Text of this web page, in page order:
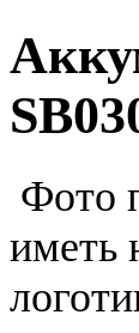
Фото
иметь